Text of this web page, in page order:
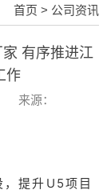
首页 > 公司资讯
有序推进江
作
来源：
提升U5项目